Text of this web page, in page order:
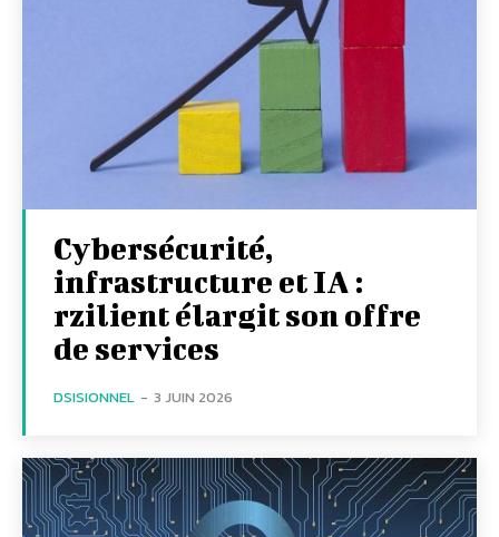
Cybersécurité,
infrastructure et IA :
rzilient élargit son offre
de services
DSISIONNEL - 3 JUIN 2026